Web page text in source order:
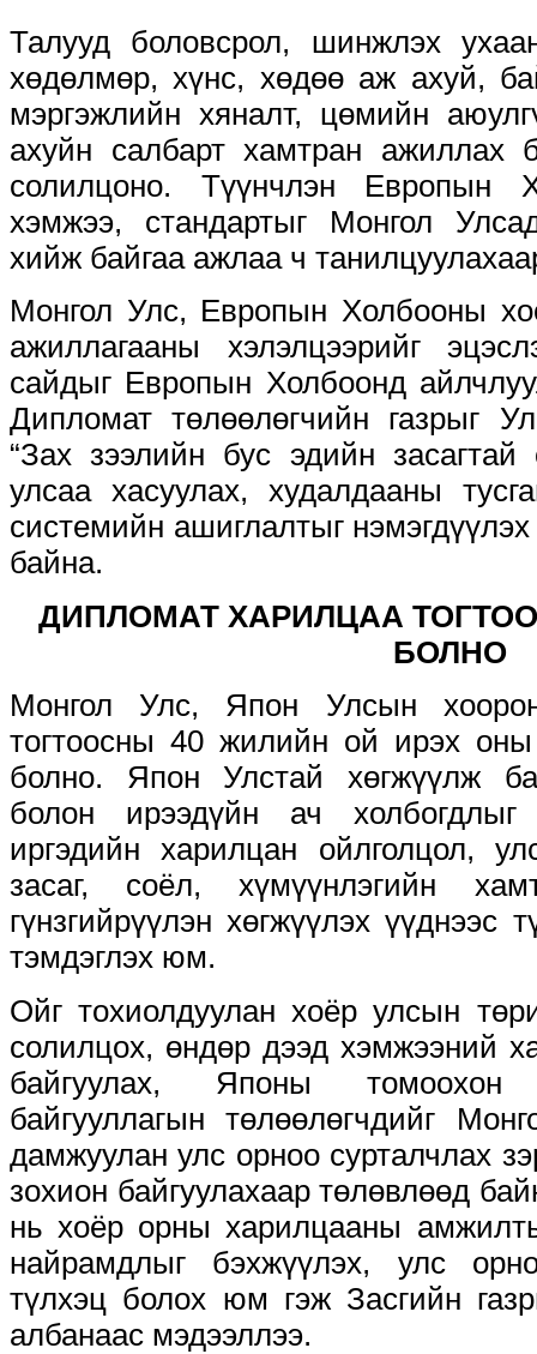
Талууд боловсрол, шинжлэх
хөдөлмөр, хүнс, хөдөө аж ахуй,
мэргэжлийн хяналт, цөмийн
ахуйн салбарт хамтран ажиллах
солилцоно. Түүнчлэн Европын
хэмжээ, стандартыг Монгол
хийж байгаа ажлаа ч
Монгол Улс, Европын Холбооны
ажиллагааны хэлэлцээрийг
сайдыг Европын Холбоонд
Дипломат төлөөлөгчийн газрыг
“Зах зээлийн бус эдийн засагтай
улсаа хасуулах, худалдааны
системийн ашиглалтыг
байна.
ДИПЛОМАТ ХАРИЛЦАА
БОЛНО
Монгол Улс, Япон Улсын
тогтоосны 40 жилийн ой ирэх
болно. Япон Улстай хөгжүүлж
болон ирээдүйн ач
иргэдийн харилцан ойлголцол,
засаг, соёл, хүмүүнлэгийн
гүнзгийрүүлэн хөгжүүлэх үүднээс
тэмдэглэх юм.
Ойг тохиолдуулан хоёр улсын
солилцох, өндөр дээд хэмжээний
байгуулах, Японы томоохон
байгууллагын төлөөлөгчдийг
дамжуулан улс орноо сурталчлах
зохион байгуулахаар төлөвлөөд
нь хоёр орны харилцааны
найрамдлыг бэхжүүлэх, улс
түлхэц болох юм гэж Засгийн
албанаас мэдээллээ.